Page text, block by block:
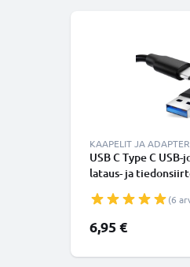
KAAPELIT JA
USB C Type C
lataus- ja
USB-kaapeli
(6
6,95 €